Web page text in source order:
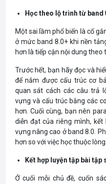
Học theo lộ trình từ band
Một sai lầm phổ biến là cố
ở mức band 8.0+ khi nền
hơn là tiếp cận nội dung theo
Trước hết, bạn hãy đọc và
để nắm được cấu trúc cơ
quan sát cách các câu trả
vựng và cấu trúc bằng các
hơn. Cuối cùng, bạn nên
diễn đạt của riêng mình,
vựng nâng cao ở band 8.0.
hơn so với việc học thuộc lòng.
Kết hợp luyện tập bài tập
Ở cuối mỗi chủ đề, cuốn